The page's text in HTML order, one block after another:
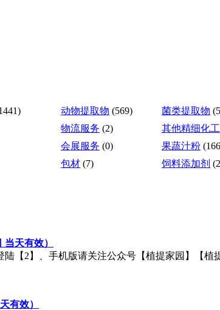
动物提取物 (569) 菌类提取物
物流服务 (2) 其他精细化工
会展服务 (0) 果蔬汁粉
包材 (7) 饲料添加剂
天有效）
【2】、手机版请关注公众号【植提家园】【植
有效）